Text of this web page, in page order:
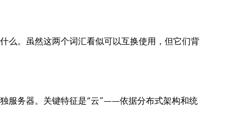
么。虽然这两个词汇看似可以互换使用，但它们背
服务器。关键特征是“云”——依据分布式架构和统